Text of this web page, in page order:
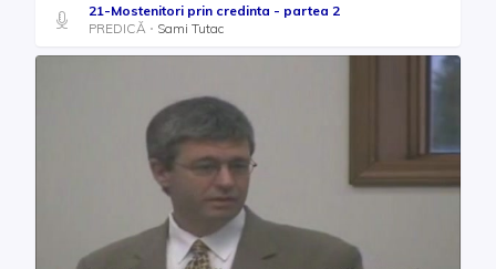
21-Mostenitori prin credinta - partea 2
PREDICĂ
Sami Tutac